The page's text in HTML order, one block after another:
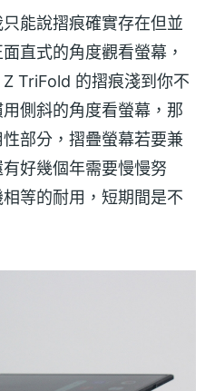
能說摺痕確實存在但並
直式的角度觀看螢幕，
TriFold 的摺痕淺到你不
側斜的角度看螢幕，那
部分，摺疊螢幕若要兼
好幾個年需要慢慢努
等的耐用，短期間是不